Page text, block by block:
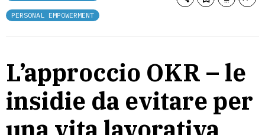
PERSONAL EMPOWERMENT
L’approccio OKR – le
insidie da evitare per